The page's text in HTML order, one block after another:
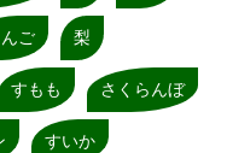
んご 梨
すもも さくらんぼ
すいか